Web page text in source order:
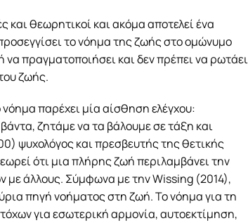
θεωρητικοί και ακόμα αποτελεί ένα
το νόημα της ζωής στο ομώνυμο
να πραγματοποιήσει και δεν πρέπει να ρωτάει
ζωής.
παρέχει μία αίσθηση ελέγχου:
ζητάμε να τα βάλουμε σε τάξη και
ψυχολόγος και πρεσβευτής της θετικής
ότι μια πλήρης ζωή περιλαμβάνει την
με άλλους. Σύμφωνα με την Wissing (2014),
πηγή νοήματος στη ζωή. Το νόημα για τη
για εσωτερική αρμονία, αυτοεκτίμηση,